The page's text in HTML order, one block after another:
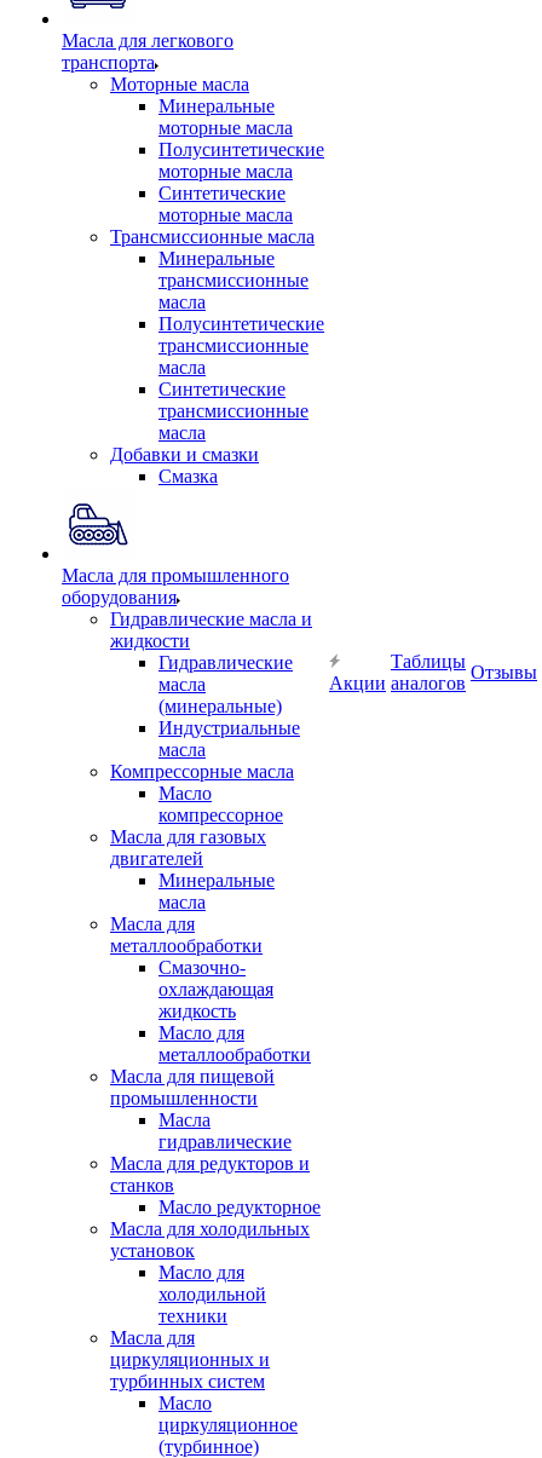
Масла для легкового
транспорта
Моторные масла
Минеральные
моторные масла
Полусинтетические
моторные масла
Синтетические
моторные масла
Трансмиссионные масла
Минеральные
трансмиссионные
масла
Полусинтетические
трансмиссионные
масла
Синтетические
трансмиссионные
масла
Добавки и смазки
Смазка
Масла для промышленного
оборудования
Гидравлические масла и
жидкости
Гидравлические
масла
(минеральные)
Индустриальные
масла
Компрессорные масла
Масло
компрессорное
Масла для газовых
двигателей
Минеральные
масла
Масла для
металлообработки
Смазочно-
охлаждающая
жидкость
Масло для
металлообработки
Масла для пищевой
промышленности
Масла
гидравлические
Масла для редукторов и
станков
Масло редукторное
Масла для холодильных
установок
Масло для
холодильной
техники
Масла для
циркуляционных и
турбинных систем
Масло
циркуляционное
(турбинное)
Акции
Таблицы
аналогов
Отзывы